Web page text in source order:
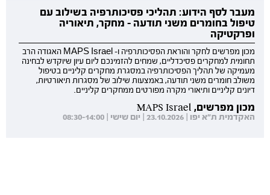
מעבר לסף הידוע: תהליכי פסיכותרפיה בשילוב עם
טיפול בחומרים משני תודעה - מחקר, תיאוריה
ופרקטיקה
מכון מפרשים לחקר והוראת הפסיכותרפיה ו- MAPS Israel האגודה הרב
תחומית למחקרים פסיכדליים, שמחים להזמינכם ליום עיון שיוקדש לבחינה
מעמיקה של תהליך הפסיכותרפיה במסגרת מחקרים קליניים בטיפול
משולב חומרים משני תודעה, באמצעות שילוב של מסגרות תיאורטיות,
דיונים קליניים ותיאורי מקרה מפורטים ממחקרים קליניים.
מכון מפרשים, MAPS Israel
האקדמית ת"א יפו | 23.10.2026 | יום שישי | 08:30-14:00